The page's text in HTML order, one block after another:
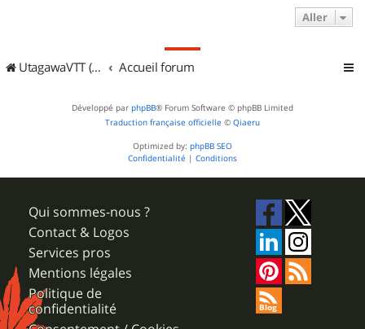
Aller
UtagawaVTT (Randos VTT et VTTAE avec traces GPS) Accueil forum
Développé par phpBB® Forum Software © phpBB Limited
Traduction française officielle © Qiaeru
Optimized by: phpBB SEO
Confidentialité | Conditions
Qui sommes-nous ?
Contact & Logos
Services pros
Mentions légales
Politique de
confidentialité